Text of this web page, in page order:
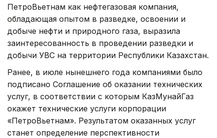
ПетроВьетнам как нефтегазовая компания,
обладающая опытом в разведке, освоении и
добыче нефти и природного газа, выразила
заинтересованность в проведении разведки и
добычи УВС на территории Республики Казахстан.
Ранее, в июле нынешнего года компаниями было
подписано Соглашение об оказании технических
услуг, в соответствии с которым КазМунайГаз
окажет технические услуги корпорации
«ПетроВьетнам». Результатом оказанных услуг
станет определение перспективности